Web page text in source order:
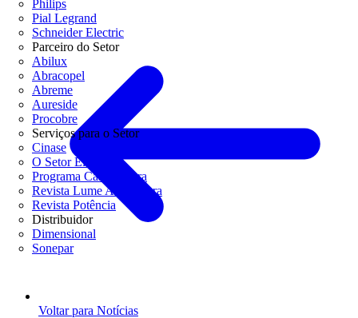
Philips
Pial Legrand
Schneider Electric
Parceiro do Setor
Abilux
Abracopel
Abreme
Aureside
Procobre
Serviços para o Setor
Cinase
O Setor Elétrico
Programa Casa Segura
Revista Lume Arquitetura
Revista Potência
Distribuidor
Dimensional
Sonepar
Voltar para Notícias